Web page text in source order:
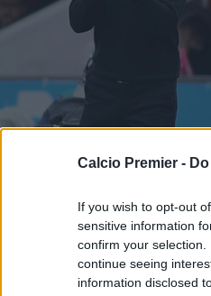
Calcio Premier -
If you wish to opt-out
sensitive information
confirm your
continue seeing
information disclosed
prima di Oliver Glasner,ce